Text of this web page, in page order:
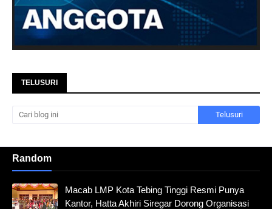
TELUSURI
Random
Macab LMP Kota Tebing Tinggi Resmi Punya
Kantor, Hatta Akhiri Siregar Dorong Organisasi